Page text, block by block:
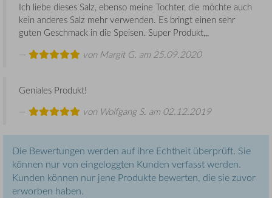
Ich liebe dieses Salz, ebenso meine Tochter, die möchte auch
kein anderes Salz mehr verwenden. Es bringt einen sehr
guten Geschmack in die Speisen. Super Produkt,,,
von Margit G. am 25.09.2020
Geniales Produkt!
von Wolfgang S. am 02.12.2019
Die Bewertungen werden auf ihre Echtheit überprüft. Sie
können nur von eingeloggten Kunden verfasst werden.
Kunden können nur jene Produkte bewerten, die sie zuvor
erworben haben.